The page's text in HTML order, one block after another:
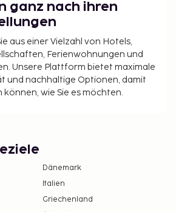
erhebt eine
von 20.00 AED pro
Nacht.
eine Tourismusabgabe, die in
zu zahlen ist. Sie beträgt 20.00
Schlafzimmer. Für jedes
wurden.
und ca. 63 AED für Kinder
per Kabel im
ganz nach ihren
aus einer Vielzahl von Hotels,
Ferienwohnungen und
Unsere Plattform bietet maximale
und nachhaltige Optionen, damit
können, wie Sie es möchten.
Dänemark
Italien
Griechenland